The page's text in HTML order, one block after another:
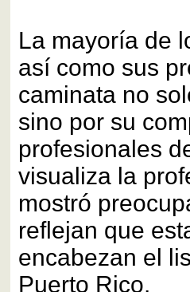
La mayoría de
así como sus
caminata no
sino por su
profesionales
visualiza la
mostró
reflejan que
encabezan el
Puerto Rico.